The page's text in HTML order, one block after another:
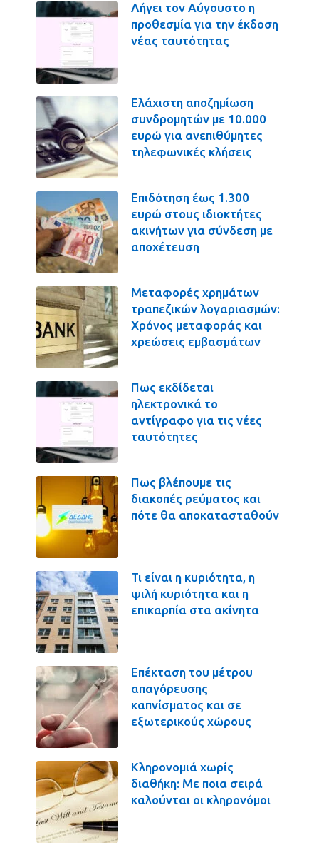
Λήγει τον Αύγουστο η
προθεσμία για την έκδοση
νέας ταυτότητας
Ελάχιστη αποζημίωση
συνδρομητών με 10.000
ευρώ για ανεπιθύμητες
τηλεφωνικές κλήσεις
Επιδότηση έως 1.300
ευρώ στους ιδιοκτήτες
ακινήτων για σύνδεση με
αποχέτευση
Μεταφορές χρημάτων
τραπεζικών λογαριασμών:
Χρόνος μεταφοράς και
χρεώσεις εμβασμάτων
Πως εκδίδεται
ηλεκτρονικά το
αντίγραφο για τις νέες
ταυτότητες
Πως βλέπουμε τις
διακοπές ρεύματος και
πότε θα αποκατασταθούν
Τι είναι η κυριότητα, η
ψιλή κυριότητα και η
επικαρπία στα ακίνητα
Επέκταση του μέτρου
απαγόρευσης
καπνίσματος και σε
εξωτερικούς χώρους
Κληρονομιά χωρίς
διαθήκη: Με ποια σειρά
καλούνται οι κληρονόμοι